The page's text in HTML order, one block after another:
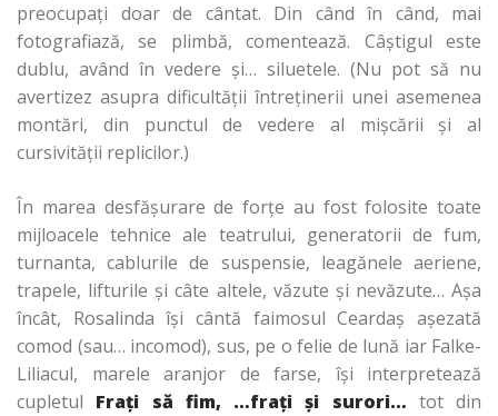
preocupaţi doar de cântat. Din când în când, mai
fotografiază, se plimbă, comentează. Câştigul este
dublu, având în vedere şi… siluetele. (Nu pot să nu
avertizez asupra dificultăţii întreţinerii unei asemenea
montări, din punctul de vedere al mişcării şi al
cursivităţii replicilor.)
În marea desfăşurare de forţe au fost folosite toate
mijloacele tehnice ale teatrului, generatorii de fum,
turnanta, cablurile de suspensie, leagănele aeriene,
trapele, lifturile şi câte altele, văzute şi nevăzute… Aşa
încât, Rosalinda îşi cântă faimosul Ceardaş aşezată
comod (sau… incomod), sus, pe o felie de lună iar Falke-
Liliacul, marele aranjor de farse, îşi interpretează
cupletul Fraţi să fim, …fraţi şi surori… tot din